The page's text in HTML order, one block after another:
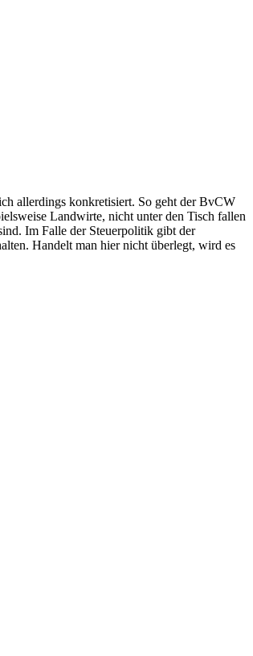
allerdings konkretisiert. So geht der BvCW
Landwirte, nicht unter den Tisch fallen
Im Falle der Steuerpolitik gibt der
Handelt man hier nicht überlegt, wird es